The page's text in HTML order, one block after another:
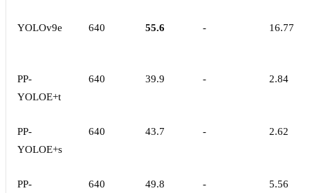
YOLOv9e 640 55.6 - 16.77
PP-
YOLOE+t
640 39.9 - 2.84
PP-
YOLOE+s
640 43.7 - 2.62
PP-
640 49.8 - 5.56